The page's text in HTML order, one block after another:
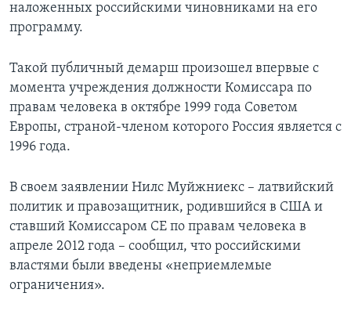
наложенных российскими чиновниками на его
программу.
Такой публичный демарш произошел впервые с
момента учреждения должности Комиссара по
правам человека в октябре 1999 года Советом
Европы, страной-членом которого Россия является с
1996 года.
В своем заявлении Нилс Муйжниекс – латвийский
политик и правозащитник, родившийся в США и
ставший Комиссаром СЕ по правам человека в
апреле 2012 года – сообщил, что российскими
властями были введены «неприемлемые
ограничения».